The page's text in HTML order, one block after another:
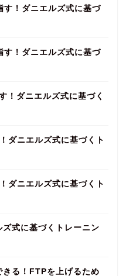
！ダニエルズ式に基づ
！ダニエルズ式に基づ
！ダニエルズ式に基づく
ダニエルズ式に基づくト
ダニエルズ式に基づくト
式に基づくトレーニン
る！FTPを上げるため